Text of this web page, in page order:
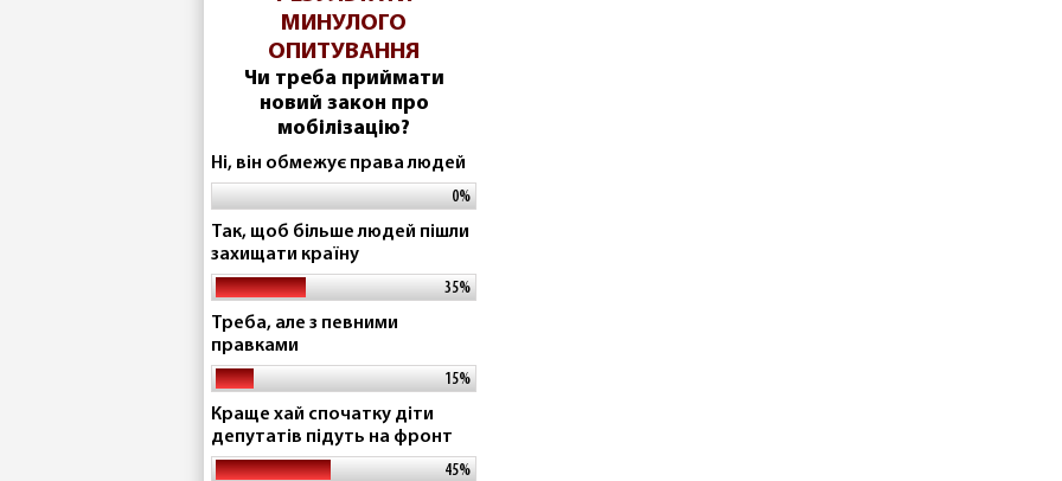
МИНУЛОГО
ОПИТУВАННЯ
Чи треба приймати
новий закон про
мобілізацію?
Ні, він обмежує права людей
0%
Так, щоб більше людей пішли
захищати країну
35%
Треба, але з певними
правками
15%
Краще хай спочатку діти
депутатів підуть на фронт
45%